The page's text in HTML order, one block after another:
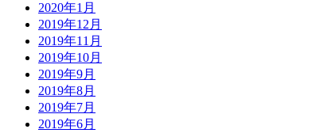
2020年1月
2019年12月
2019年11月
2019年10月
2019年9月
2019年8月
2019年7月
2019年6月